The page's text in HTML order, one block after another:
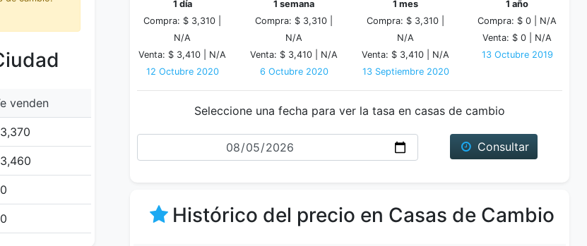
venden
1 día
Compra: $ 3,310 |
N/A
Venta: $ 3,410 | N/A
12 Octubre 2020
1 semana
Compra: $ 3,310 |
N/A
Venta: $ 3,410 | N/A
6 Octubre 2020
1 mes
Compra: $ 3,310 |
N/A
Venta: $ 3,410 | N/A
13 Septiembre 2020
1 año
Compra: $ 0 | N/A
Venta: $ 0 | N/A
13 Octubre 2019
Seleccione una fecha para ver la tasa en casas de cambio
Fecha
Consultar
Histórico del precio en Casas de Cambio